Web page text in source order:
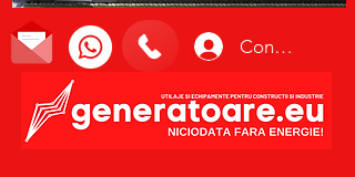
Conectează-te